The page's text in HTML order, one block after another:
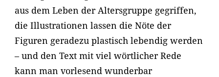
aus dem Leben der Altersgruppe gegriffen,
die Illustrationen lassen die Nöte der
Figuren geradezu plastisch lebendig werden
– und den Text mit viel wörtlicher Rede
kann man vorlesend wunderbar